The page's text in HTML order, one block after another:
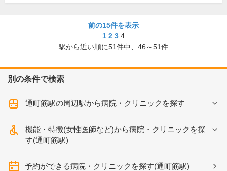
前の15件を表示
1 2 3 4
駅から近い順に51件中、 46～51件
別の条件で検索
通町筋駅の周辺駅から病院・クリニックを探す
機能・特徴(女性医師など)から病院・クリニックを探
す(通町筋駅)
予約ができる病院・クリニックを探す(通町筋駅)